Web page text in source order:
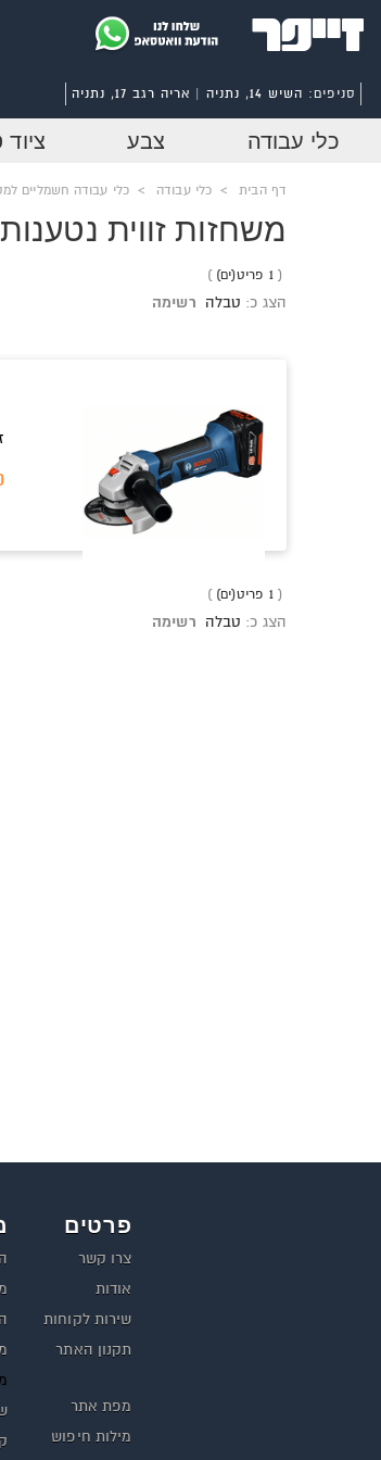
סניפים: השיש 14, נתניה | אריה רגב 17, נתניה
כלי עבודה צבע ציוד
דף הבית > כלי עבודה > כלי עבודה חשמליים
משחזות זווית נטענות
1 פריט(ים)
הצג כ: טבלה
רשימה
1 פריט(ים)
הצג כ: טבלה
רשימה
פרטים
צרו קשר
אודות
שירות לקוחות
תקנון האתר
מפת אתר
מילות חיפוש